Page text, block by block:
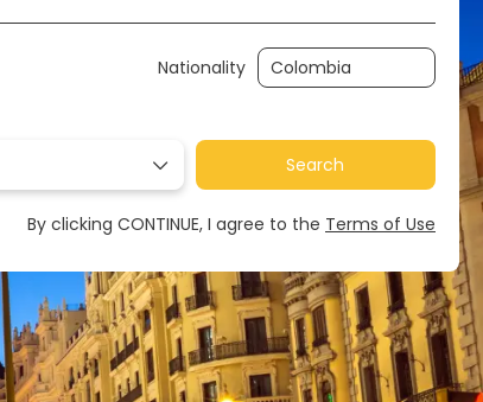
Nationality
Search
By clicking CONTINUE, I agree to the Terms of Use